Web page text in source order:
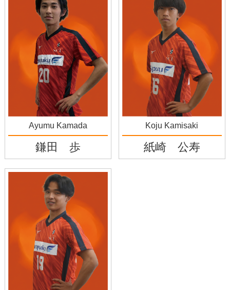
Ayumu Kamada
鎌田 歩
Koju Kamisaki
紙崎 公寿